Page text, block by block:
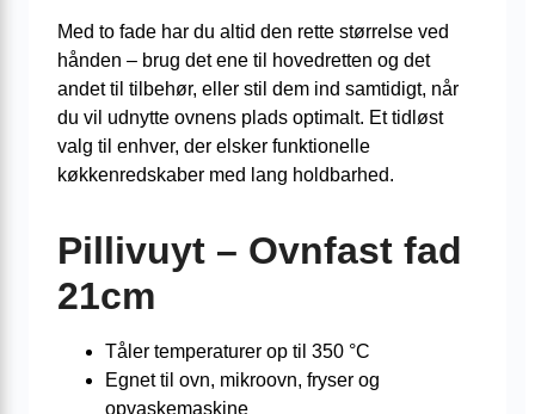
Med to fade har du altid den rette størrelse ved
hånden – brug det ene til hovedretten og det
andet til tilbehør, eller stil dem ind samtidigt, når
du vil udnytte ovnens plads optimalt. Et tidløst
valg til enhver, der elsker funktionelle
køkkenredskaber med lang holdbarhed.
Pillivuyt – Ovnfast fad
21cm
Tåler temperaturer op til 350 °C
Egnet til ovn, mikroovn, fryser og
opvaskemaskine